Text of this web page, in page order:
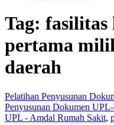
Tag: fasilitas
pertama
daerah
Pelatihan Penyusunan
Penyusunan Dokumen
UPL - Amdal Rumah Sakit,